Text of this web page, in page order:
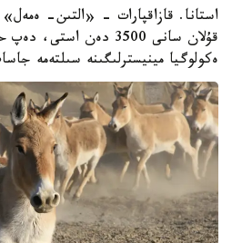
استانا. قازاقپارات - «التىن- ەمەل»
قۇلان سانى 3500 دەن
ەكولوگيا مينيسترلىگىنە سىلتەمە